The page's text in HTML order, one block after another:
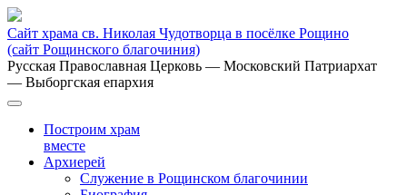
Сайт храма св. Николая Чудотворца в посёлке Рощино
(сайт Рощинского благочиния)
Русская Православная Церковь — Московский Патриархат
— Выборгская епархия
Построим храм
вместе
Архиерей
Служение в Рощинском благочинии